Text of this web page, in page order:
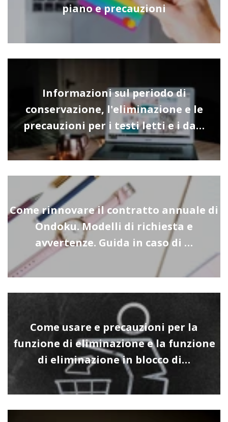
piano e precauzioni
Informazioni sul periodo di
conservazione, l'eliminazione e le
precauzioni per i testi letti e i da…
Come rinnovare il contratto annuale di
Ondoku. Modelli di richiesta e
avvertenze. Guida in caso di …
Come usare e precauzioni per la
funzione di eliminazione e la funzione
di eliminazione in blocco di…